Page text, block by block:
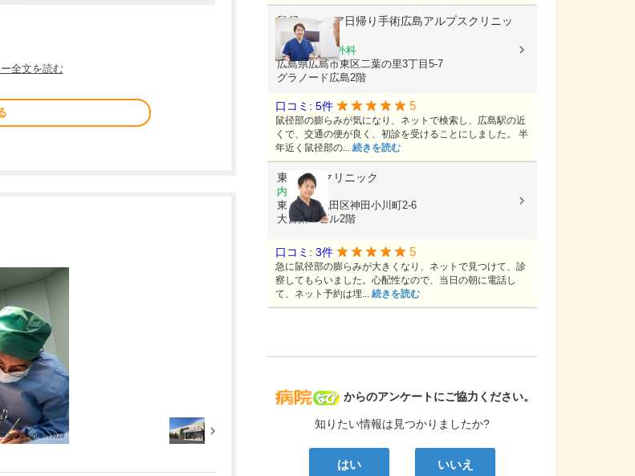
全文を読む
病院なび
からのアンケートにご協力ください。
知りたい情報は見つかりましたか?
はい いいえ
鼠径ヘルニア日帰り手術広島アルプスクリニッ
外科, 消化器外科
広島県広島市東区二葉の里3丁目5-7
グラノード広島2階
口コミ: 5件 5
鼠径部の膨らみが気になり、ネットで検索し、広島駅の近
くで、交通の便が良く、初診を受けることにしました。 半
年近く鼠径部の... 続きを読む
東京外科クリニック
内科, 外科
東京都千代田区神田小川町2-6
大宮第二ビル2階
口コミ: 3件 5
急に鼠径部の膨らみが大きくなり、ネットで見つけて、診
察してもらいました。心配性なので、当日の朝に電話し
て、ネット予約は埋... 続きを読む